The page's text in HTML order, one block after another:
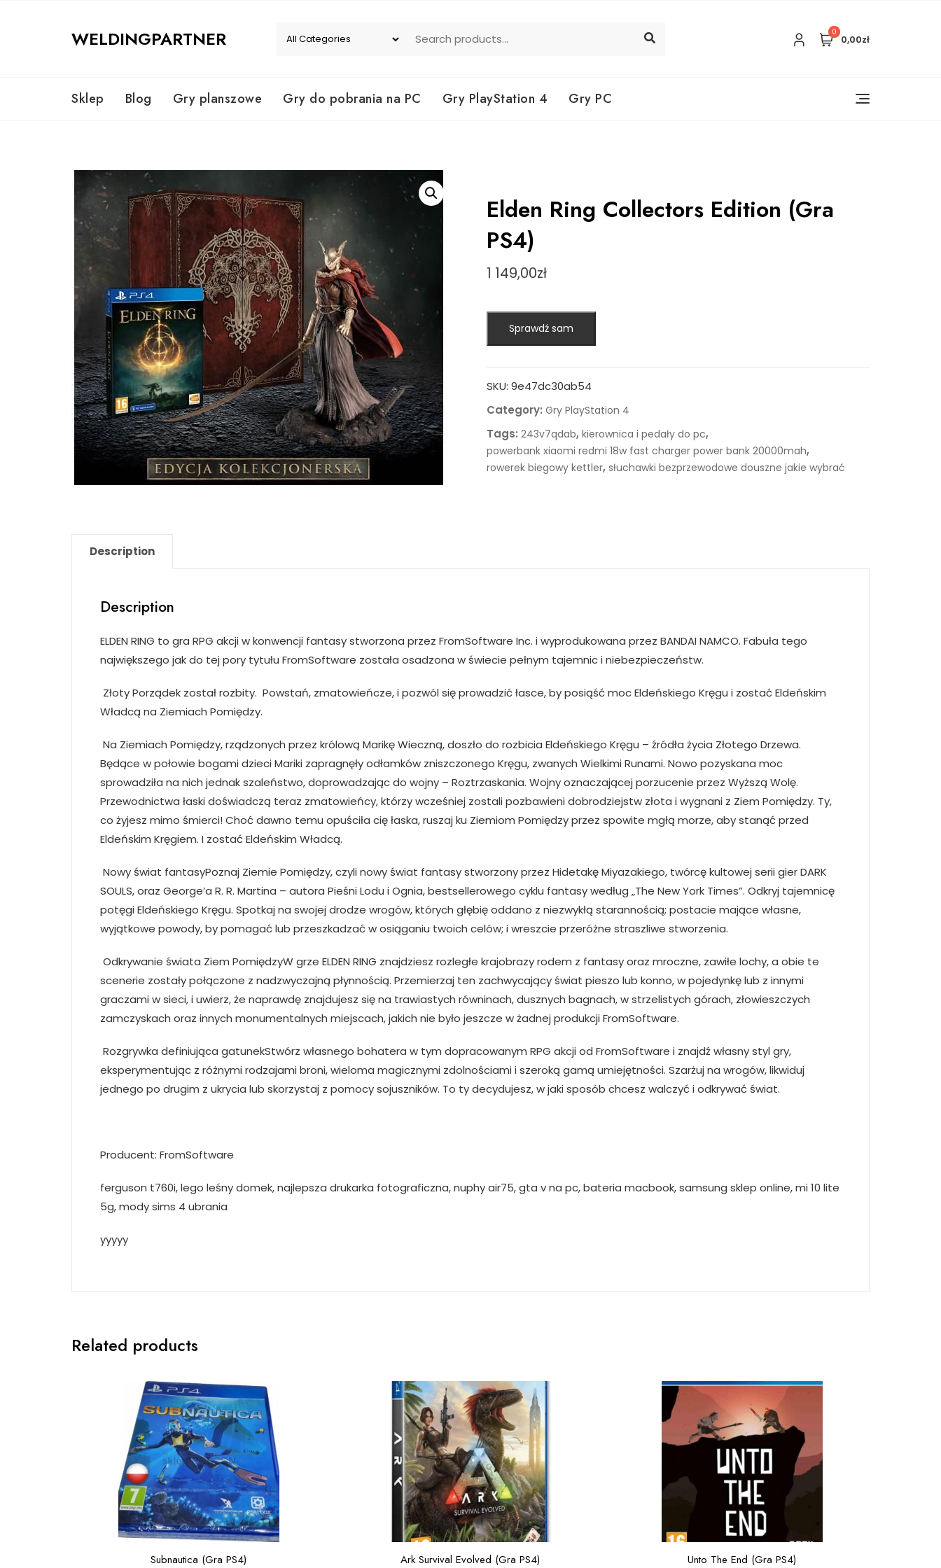
WELDINGPARTNER 0
0,00zł
Sklep Blog Gry planszowe Gry do pobrania na PC Gry PlayStation 4 Gry PC
Elden Ring Collectors Edition (Gra
PS4)
1 149,00zł
Sprawdź sam
SKU: 9e47dc30ab54
Category: Gry PlayStation 4
Tags: 243v7qdab, kierownica i pedały do pc,
powerbank xiaomi redmi 18w fast charger power bank 20000mah,
rowerek biegowy kettler, słuchawki bezprzewodowe douszne jakie wybrać
Description
Description
ELDEN RING to gra RPG akcji w konwencji fantasy stworzona przez FromSoftware Inc. i wyprodukowana przez BANDAI NAMCO. Fabuła tego
największego jak do tej pory tytułu FromSoftware została osadzona w świecie pełnym tajemnic i niebezpieczeństw.
Złoty Porządek został rozbity. Powstań, zmatowieńcze, i pozwól się prowadzić łasce, by posiąść moc Eldeńskiego Kręgu i zostać Eldeńskim
Władcą na Ziemiach Pomiędzy.
Na Ziemiach Pomiędzy, rządzonych przez królową Marikę Wieczną, doszło do rozbicia Eldeńskiego Kręgu – źródła życia Złotego Drzewa.
Będące w połowie bogami dzieci Mariki zapragnęły odłamków zniszczonego Kręgu, zwanych Wielkimi Runami. Nowo pozyskana moc
sprowadziła na nich jednak szaleństwo, doprowadzając do wojny – Roztrzaskania. Wojny oznaczającej porzucenie przez Wyższą Wolę.
Przewodnictwa łaski doświadczą teraz zmatowieńcy, którzy wcześniej zostali pozbawieni dobrodziejstw złota i wygnani z Ziem Pomiędzy. Ty,
co żyjesz mimo śmierci! Choć dawno temu opuściła cię łaska, ruszaj ku Ziemiom Pomiędzy przez spowite mgłą morze, aby stanąć przed
Eldeńskim Kręgiem. I zostać Eldeńskim Władcą.
Nowy świat fantasyPoznaj Ziemie Pomiędzy, czyli nowy świat fantasy stworzony przez Hidetakę Miyazakiego, twórcę kultowej serii gier DARK
SOULS, oraz George’a R. R. Martina – autora Pieśni Lodu i Ognia, bestsellerowego cyklu fantasy według „The New York Times”. Odkryj tajemnicę
potęgi Eldeńskiego Kręgu. Spotkaj na swojej drodze wrogów, których głębię oddano z niezwykłą starannością; postacie mające własne,
wyjątkowe powody, by pomagać lub przeszkadzać w osiąganiu twoich celów; i wreszcie przeróżne straszliwe stworzenia.
Odkrywanie świata Ziem PomiędzyW grze ELDEN RING znajdziesz rozległe krajobrazy rodem z fantasy oraz mroczne, zawiłe lochy, a obie te
scenerie zostały połączone z nadzwyczajną płynnością. Przemierzaj ten zachwycający świat pieszo lub konno, w pojedynkę lub z innymi
graczami w sieci, i uwierz, że naprawdę znajdujesz się na trawiastych równinach, dusznych bagnach, w strzelistych górach, złowieszczych
zamczyskach oraz innych monumentalnych miejscach, jakich nie było jeszcze w żadnej produkcji FromSoftware.
Rozgrywka definiująca gatunekStwórz własnego bohatera w tym dopracowanym RPG akcji od FromSoftware i znajdź własny styl gry,
eksperymentując z różnymi rodzajami broni, wieloma magicznymi zdolnościami i szeroką gamą umiejętności. Szarżuj na wrogów, likwiduj
jednego po drugim z ukrycia lub skorzystaj z pomocy sojuszników. To ty decydujesz, w jaki sposób chcesz walczyć i odkrywać świat.
Producent: FromSoftware
ferguson t760i, lego leśny domek, najlepsza drukarka fotograficzna, nuphy air75, gta v na pc, bateria macbook, samsung sklep online, mi 10 lite
5g, mody sims 4 ubrania
yyyyy
Related products
Subnautica (Gra PS4) Ark Survival Evolved (Gra PS4) Unto The End (Gra PS4)